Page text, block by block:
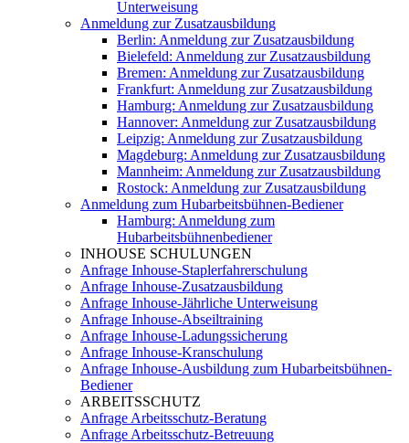
Unterweisung
Anmeldung zur Zusatzausbildung
Berlin: Anmeldung zur Zusatzausbildung
Bielefeld: Anmeldung zur Zusatzausbildung
Bremen: Anmeldung zur Zusatzausbildung
Frankfurt: Anmeldung zur Zusatzausbildung
Hamburg: Anmeldung zur Zusatzausbildung
Hannover: Anmeldung zur Zusatzausbildung
Leipzig: Anmeldung zur Zusatzausbildung
Magdeburg: Anmeldung zur Zusatzausbildung
Mannheim: Anmeldung zur Zusatzausbildung
Rostock: Anmeldung zur Zusatzausbildung
Anmeldung zum Hubarbeitsbühnen-Bediener
Hamburg: Anmeldung zum
Hubarbeitsbühnenbediener
INHOUSE SCHULUNGEN
Anfrage Inhouse-Staplerfahrerschulung
Anfrage Inhouse-Zusatzausbildung
Anfrage Inhouse-Jährliche Unterweisung
Anfrage Inhouse-Abseiltraining
Anfrage Inhouse-Ladungssicherung
Anfrage Inhouse-Kranschulung
Anfrage Inhouse-Ausbildung zum Hubarbeitsbühnen-
Bediener
ARBEITSSCHUTZ
Anfrage Arbeitsschutz-Beratung
Anfrage Arbeitsschutz-Betreuung